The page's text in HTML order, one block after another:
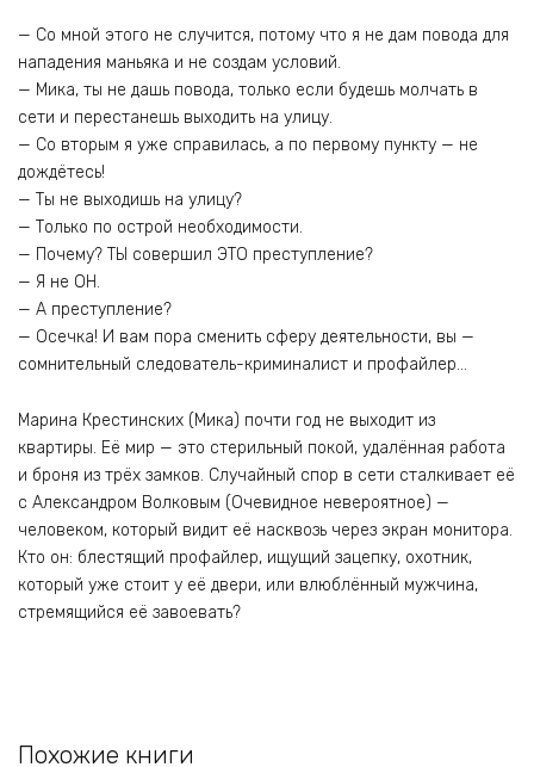
— Со мной этого не случится, потому что я не дам повода для
нападения маньяка и не создам условий.
— Мика, ты не дашь повода, только если будешь молчать в
сети и перестанешь выходить на улицу.
— Со вторым я уже справилась, а по первому пункту — не
дождётесь!
— Ты не выходишь на улицу?
— Только по острой необходимости.
— Почему? ТЫ совершил ЭТО преступление?
— Я не ОН.
— А преступление?
— Осечка! И вам пора сменить сферу деятельности, вы —
сомнительный следователь-криминалист и профайлер…
Марина Крестинских (Мика) почти год не выходит из
квартиры. Её мир — это стерильный покой, удалённая работа
и броня из трёх замков. Случайный спор в сети сталкивает её
с Александром Волковым (Очевидное невероятное) —
человеком, который видит её насквозь через экран монитора.
Кто он: блестящий профайлер, ищущий зацепку, охотник,
который уже стоит у её двери, или влюблённый мужчина,
стремящийся её завоевать?
Похожие книги